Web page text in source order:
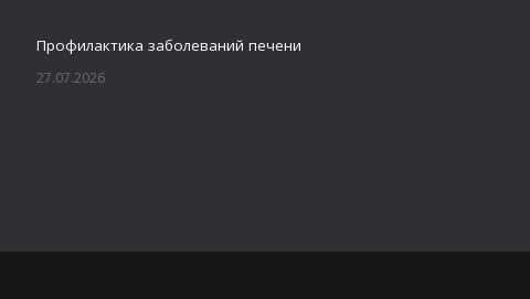
Профилактика заболеваний печени
27.07.2026
20.07.2026